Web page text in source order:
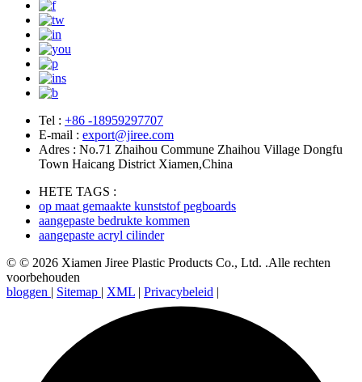
Tel : +86 -18959297707
E-mail : export@jiree.com
Adres : No.71 Zhaihou Commune Zhaihou Village Dongfu
Town Haicang District Xiamen,China
HETE TAGS :
op maat gemaakte kunststof pegboards
aangepaste bedrukte kommen
aangepaste acryl cilinder
© © 2026 Xiamen Jiree Plastic Products Co., Ltd. .Alle rechten
voorbehouden
bloggen | Sitemap | XML | Privacybeleid |